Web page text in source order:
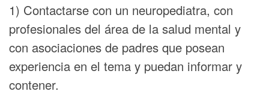
1) Contactarse con un neuropediatra, con
profesionales del área de la salud mental y
con asociaciones de padres que posean
experiencia en el tema y puedan informar y
contener.